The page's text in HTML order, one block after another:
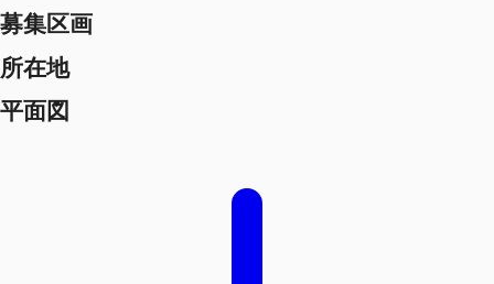
募集区画
所在地
平面図